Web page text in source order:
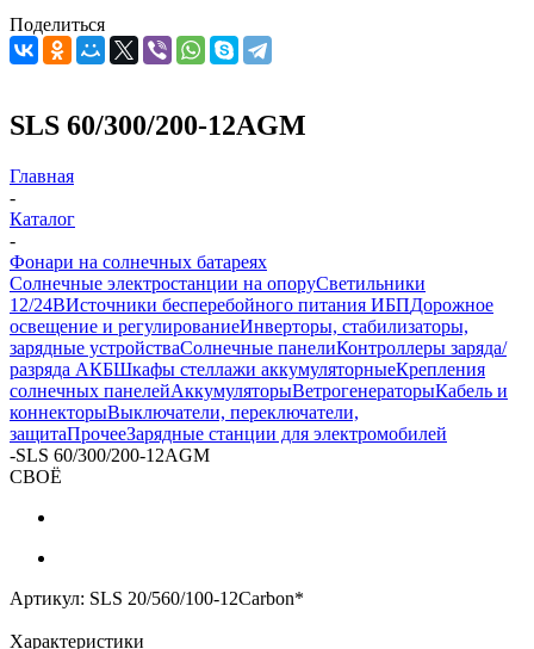
Поделиться
SLS 60/300/200-12AGM
Главная
-
Каталог
-
Фонари на солнечных батареях
Солнечные электростанции на опоруСветильники
12/24ВИсточники бесперебойного питания ИБПДорожное
освещение и регулированиеИнверторы, стабилизаторы,
зарядные устройстваСолнечные панелиКонтроллеры заряда/
разряда АКБШкафы стеллажи аккумуляторныеКрепления
солнечных панелейАккумуляторыВетрогенераторыКабель и
коннекторыВыключатели, переключатели,
защитаПрочееЗарядные станции для электромобилей
-SLS 60/300/200-12AGM
СВОЁ
Артикул: SLS 20/560/100-12Carbon*
Характеристики